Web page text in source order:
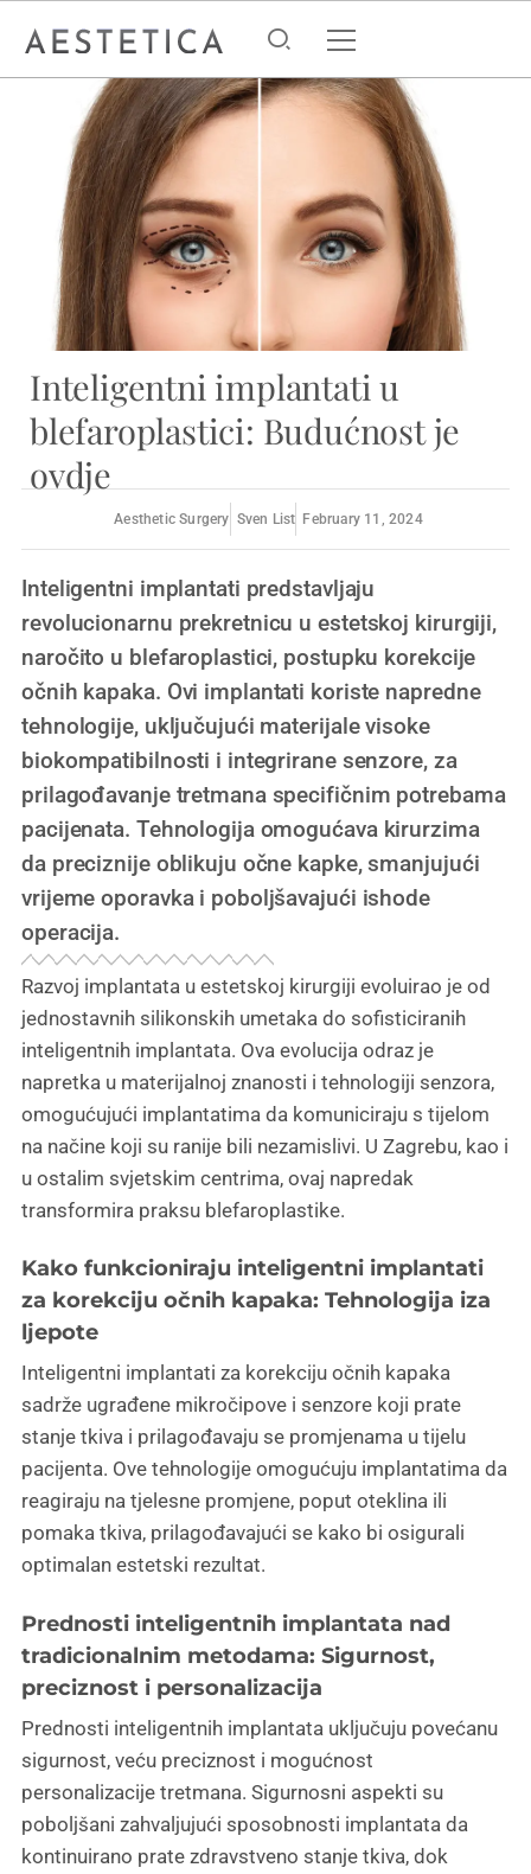
Inteligentni implantati u
blefaroplastici: Budućnost je
ovdje
Aesthetic Surgery Sven List February 11, 2024
Inteligentni implantati predstavljaju
revolucionarnu prekretnicu u estetskoj kirurgiji,
naročito u blefaroplastici, postupku korekcije
očnih kapaka. Ovi implantati koriste napredne
tehnologije, uključujući materijale visoke
biokompatibilnosti i integrirane senzore, za
prilagođavanje tretmana specifičnim potrebama
pacijenata. Tehnologija omogućava kirurzima
da preciznije oblikuju očne kapke, smanjujući
vrijeme oporavka i poboljšavajući ishode
operacija.
Razvoj implantata u estetskoj kirurgiji evoluirao je od
jednostavnih silikonskih umetaka do sofisticiranih
inteligentnih implantata. Ova evolucija odraz je
napretka u materijalnoj znanosti i tehnologiji senzora,
omogućujući implantatima da komuniciraju s tijelom
na načine koji su ranije bili nezamislivi. U Zagrebu, kao i
u ostalim svjetskim centrima, ovaj napredak
transformira praksu blefaroplastike.
Kako funkcioniraju inteligentni implantati
za korekciju očnih kapaka: Tehnologija iza
ljepote
Inteligentni implantati za korekciju očnih kapaka
sadrže ugrađene mikročipove i senzore koji prate
stanje tkiva i prilagođavaju se promjenama u tijelu
pacijenta. Ove tehnologije omogućuju implantatima da
reagiraju na tjelesne promjene, poput oteklina ili
pomaka tkiva, prilagođavajući se kako bi osigurali
optimalan estetski rezultat.
Prednosti inteligentnih implantata nad
tradicionalnim metodama: Sigurnost,
preciznost i personalizacija
Prednosti inteligentnih implantata uključuju povećanu
sigurnost, veću preciznost i mogućnost
personalizacije tretmana. Sigurnosni aspekti su
poboljšani zahvaljujući sposobnosti implantata da
kontinuirano prate zdravstveno stanje tkiva, dok